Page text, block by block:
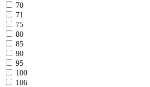
70
71
75
80
85
90
95
100
106